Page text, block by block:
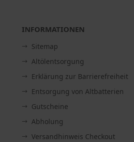
INFORMATIONEN
Sitemap
Altölentsorgung
Erklärung zur Barrierefreiheit
Entsorgung von Altbatterien
Gutscheine
Abholung
Versandhinweis Checkout